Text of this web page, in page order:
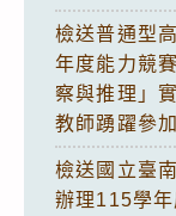
檢送普通型
年度能力競
察與推理」
教師踴躍參加
檢送國立臺
辦理115學